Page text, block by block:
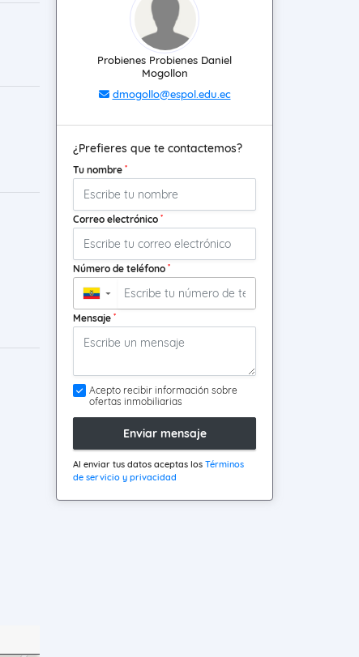
Probienes Probienes Daniel
Mogollon
dmogollo@espol.edu.ec
¿Prefieres que te contactemos?
Tu nombre *
Correo electrónico *
Número de teléfono *
▼
Mensaje *
Acepto recibir información sobre
ofertas inmobiliarias
Enviar mensaje
Al enviar tus datos aceptas los Términos
de servicio y privacidad